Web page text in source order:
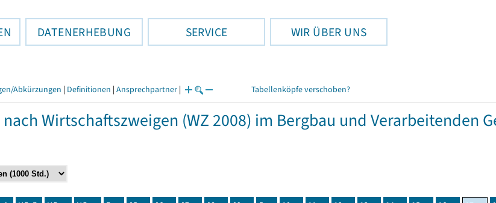
DATENERHEBUNG SERVICE WIR ÜBER UNS
Abkürzungen | Definitionen | Ansprechpartner | Tabellenköpfe verschoben?
Wirtschaftszweigen (WZ 2008) im Bergbau und Verarbeitenden